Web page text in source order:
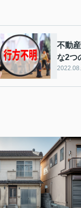
不動
な2つ